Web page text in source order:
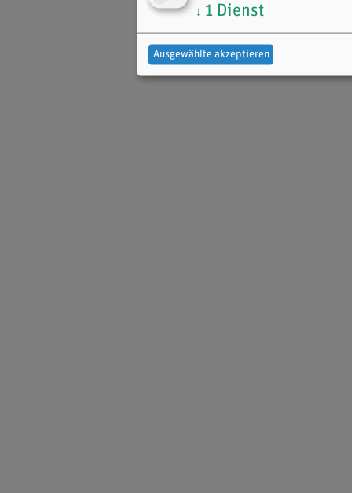
↓ 1 Dienst
Ausgewählte akzeptieren